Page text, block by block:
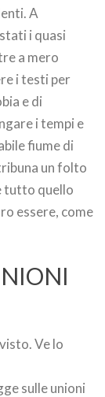
A
i quasi
a mero
i testi per
e di
i tempi e
fiume di
un folto
tutto quello
essere, come
Ve lo
sulle unioni